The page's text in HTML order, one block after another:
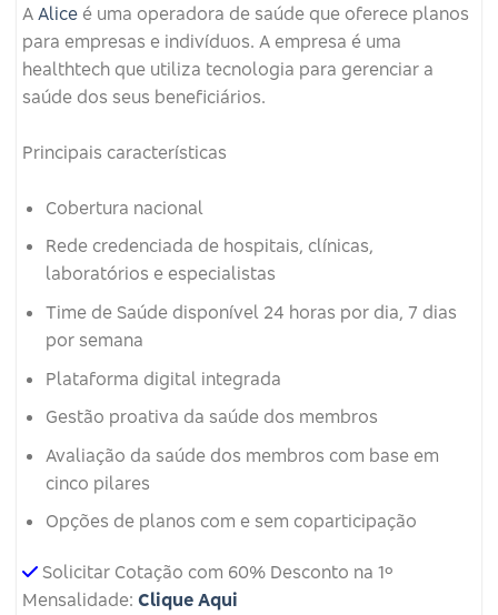
A Alice é uma operadora de saúde que oferece planos
para empresas e indivíduos. A empresa é uma
healthtech que utiliza tecnologia para gerenciar a
saúde dos seus beneficiários.
Principais características
Cobertura nacional
Rede credenciada de hospitais, clínicas,
laboratórios e especialistas
Time de Saúde disponível 24 horas por dia, 7 dias
por semana
Plataforma digital integrada
Gestão proativa da saúde dos membros
Avaliação da saúde dos membros com base em
cinco pilares
Opções de planos com e sem coparticipação
Solicitar Cotação com 60% Desconto na 1º
Mensalidade: Clique Aqui